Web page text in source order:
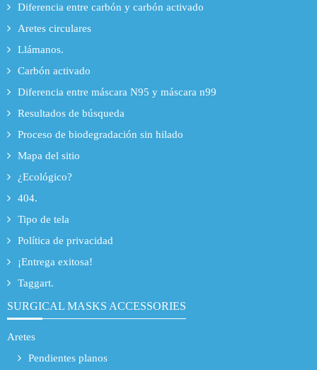
Diferencia entre carbón y carbón activado
Aretes circulares
Llámanos.
Carbón activado
Diferencia entre máscara N95 y máscara n99
Resultados de búsqueda
Proceso de biodegradación sin hilado
Mapa del sitio
¿Ecológico?
404.
Tipo de tela
Política de privacidad
¡Entrega exitosa!
Taggart.
SURGICAL MASKS ACCESSORIES
Aretes
Pendientes planos